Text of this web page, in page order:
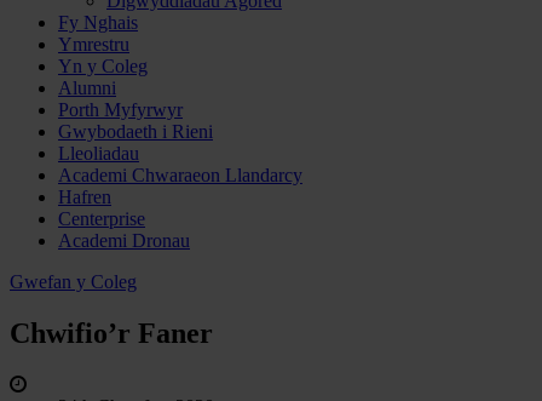
Fy Nghais
Ymrestru
Yn y Coleg
Alumni
Porth Myfyrwyr
Gwybodaeth i Rieni
Lleoliadau
Academi Chwaraeon Llandarcy
Hafren
Centerprise
Academi Dronau
Gwefan y Coleg
Chwifio’r Faner